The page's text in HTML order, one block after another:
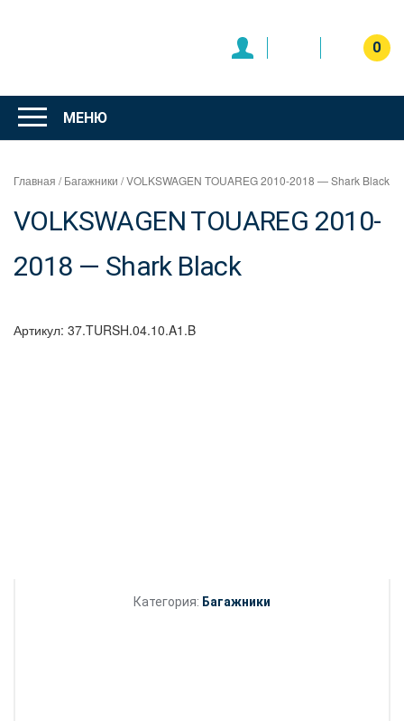
Интернет
магазин
"Can Auto"
0
МЕНЮ
Главная /Багажники / VOLKSWAGEN TOUAREG 2010-2018 — Shark Black
VOLKSWAGEN TOUAREG 2010-
2018 — Shark Black
Артикул: 37.TURSH.04.10.A1.B
Категория: Багажники